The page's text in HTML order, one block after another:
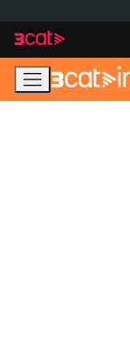
navegació
principal
contingut